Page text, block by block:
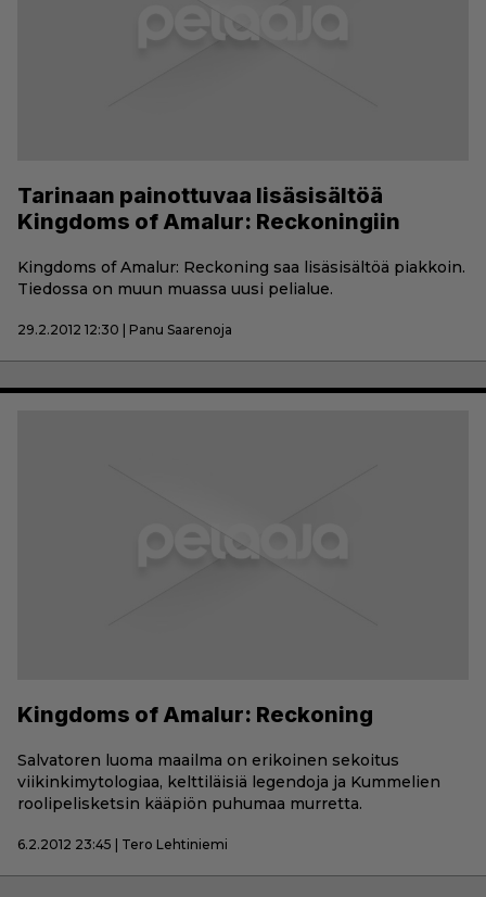
Tarinaan painottuvaa lisäsisältöä
Kingdoms of Amalur: Reckoningiin
Kingdoms of Amalur: Reckoning saa lisäsisältöä piakkoin.
Tiedossa on muun muassa uusi pelialue.
29.2.2012 12:30 | Panu Saarenoja
Kingdoms of Amalur: Reckoning
Salvatoren luoma maailma on erikoinen sekoitus
viikinkimytologiaa, kelttiläisiä legendoja ja Kummelien
roolipelisketsin kääpiön puhumaa murretta.
6.2.2012 23:45 | Tero Lehtiniemi